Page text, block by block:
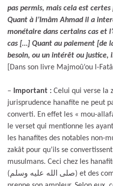
pas permis, mais cela est
Quant à l’Imâm Ahmad il a
monétaire dans certains cas et
cas […] Quant au paiement [de
besoin, ou un intérêt ou justice,
[Dans son livre Majmoû’ou l-
– Important : Celui qui verse la
jurisprudence hanafite ne peut
converti. En effet les « mou-
le verset qui mentionne les
les hanafites des notables non-
zakât pour qu’ils se
musulmans. Ceci chez les
(صلى الله عليه وسلم) et des compagnons, avant que l’Islam